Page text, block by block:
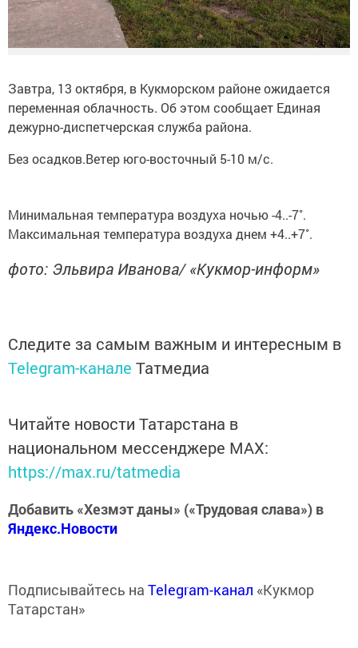
Завтра, 13 октября, в Кукморском районе ожидается
переменная облачность. Об этом сообщает Единая
дежурно-диспетчерская служба района.
Без осадков.Ветер юго-восточный 5-10 м/с.
Минимальная температура воздуха ночью -4..-7˚.
Максимальная температура воздуха днем +4..+7˚.
фото: Эльвира Иванова/ «Кукмор-информ»
Следите за самым важным и интересным в
Telegram-канале Татмедиа
Читайте новости Татарстана в
национальном мессенджере MАХ:
https://max.ru/tatmedia
Добавить «Хезмэт даны» («Трудовая слава») в
Яндекс.Новости
Подписывайтесь на Telegram-канал «Кукмор
Татарстан»